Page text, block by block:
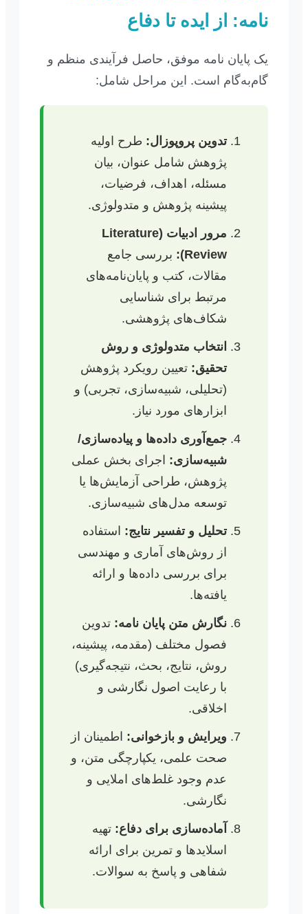
نامه: از ایده تا دفاع
یک پایان نامه موفق، حاصل فرآیندی منظم و
گام‌به‌گام است. این مراحل شامل:
تدوین پروپوزال: طرح اولیه
پژوهش شامل عنوان، بیان
مسئله، اهداف، فرضیات،
پیشینه پژوهش و متدولوژی.
مرور ادبیات (Literature
Review):
بررسی جامع
مقالات، کتب و پایان‌نامه‌های
مرتبط برای شناسایی
شکاف‌های پژوهشی.
انتخاب متدولوژی و روش
تحقیق: تعیین رویکرد پژوهش
(تحلیلی، شبیه‌سازی، تجربی) و
ابزارهای مورد نیاز.
جمع‌آوری داده‌ها و پیاده‌سازی/
شبیه‌سازی: اجرای بخش عملی
پژوهش، طراحی آزمایش‌ها یا
توسعه مدل‌های شبیه‌سازی.
تحلیل و تفسیر نتایج: استفاده
از روش‌های آماری و مهندسی
برای بررسی داده‌ها و ارائه
یافته‌ها.
نگارش متن پایان نامه: تدوین
فصول مختلف (مقدمه، پیشینه،
روش، نتایج، بحث، نتیجه‌گیری)
با رعایت اصول نگارشی و
اخلاقی.
ویرایش و بازخوانی: اطمینان از
صحت علمی، یکپارچگی متن، و
عدم وجود غلط‌های املایی و
نگارشی.
آماده‌سازی برای دفاع: تهیه
اسلایدها و تمرین برای ارائه
شفاهی و پاسخ به سوالات.